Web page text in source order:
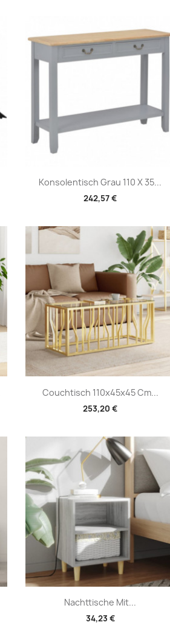
Konsolentisch Grau 110 X 35...
242,57 €
Vorschau
Couchtisch 110x45x45 Cm...
253,20 €
Vorschau
Nachttische Mit...
34,23 €
Vorschau